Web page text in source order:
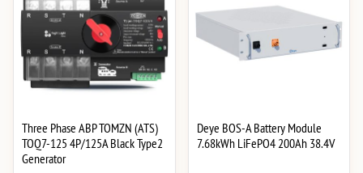
Three Phase АВР TOMZN (ATS)
TOQ7-125 4P/125A Black Type2
Generator
Deye BOS-A Battery Module
7.68kWh LiFePO4 200Ah 38.4V